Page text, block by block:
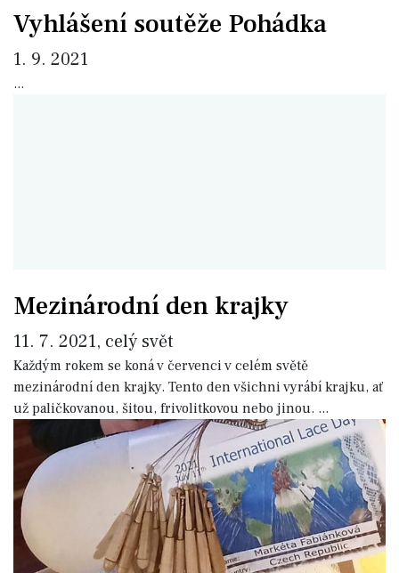
Vyhlášení soutěže Pohádka
1. 9. 2021
...
Mezinárodní den krajky
11. 7. 2021, celý svět
Každým rokem se koná v červenci v celém světě
mezinárodní den krajky. Tento den všichni vyrábí krajku, ať
už paličkovanou, šitou, frivolitkovou nebo jinou. ...